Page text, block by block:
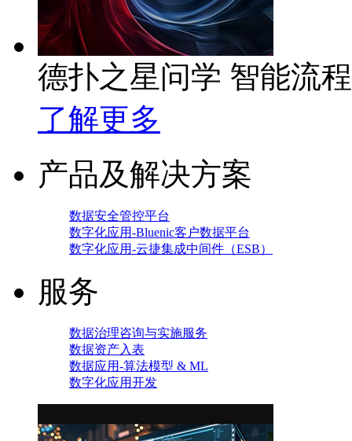
德扑之星问学 智能流
了解更多
产品及解决方案
数据安全管控平台
数字化应用-Bluenic客户数据平台
数字化应用-云捷集成中间件（ESB）
服务
数据治理咨询与实施服务
数据资产入表
数据应用-算法模型 & ML
数字化应用开发